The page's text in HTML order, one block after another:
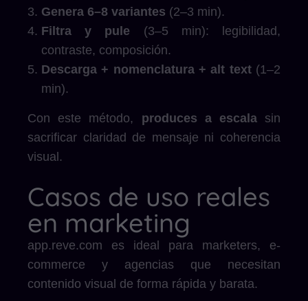
Genera 6–8 variantes (2–3 min).
Filtra y pule (3–5 min): legibilidad,
contraste, composición.
Descarga + nomenclatura + alt text(1–2
min).
Con este método, produces a escalasin
sacrificar claridad de mensaje ni coherencia
visual.
Casos de uso reales
en marketing
app.reve.com es ideal para marketers, e-
commerce y agencias que necesitan
contenido visual de forma rápida y barata.